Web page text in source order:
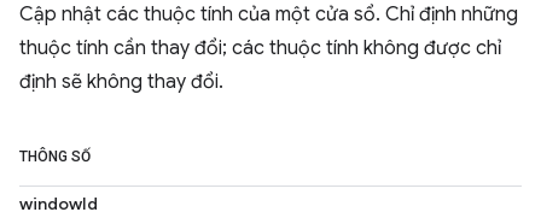
Cập nhật các thuộc tính của một cửa sổ. Chỉ định những
thuộc tính cần thay đổi; các thuộc tính không được chỉ
định sẽ không thay đổi.
THÔNG SỐ
windowId